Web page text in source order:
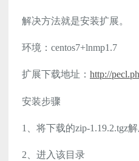
解决方法就是安装扩展。
环境：centos7+lnmp1.7
扩展下载地址： http://
安装步骤
1、将下载的zip-1.19.2.tgz
2、进入该目录